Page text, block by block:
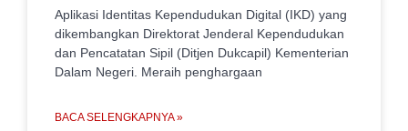
Aplikasi Identitas Kependudukan Digital (IKD) yang
dikembangkan Direktorat Jenderal Kependudukan
dan Pencatatan Sipil (Ditjen Dukcapil) Kementerian
Dalam Negeri. Meraih penghargaan
BACA SELENGKAPNYA »